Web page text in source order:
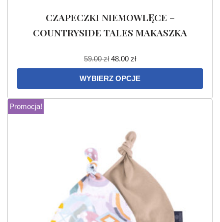
CZAPECZKI NIEMOWLĘCE –
COUNTRYSIDE TALES MAKASZKA
59.00zł 48.00 zł
WYBIERZ OPCJE
Promocja!